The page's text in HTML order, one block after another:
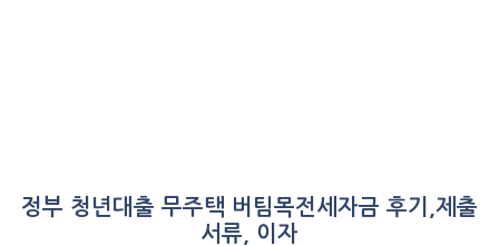
정부 청년대출 무주택 버팀목전세자금 후기,제출
서류, 이자